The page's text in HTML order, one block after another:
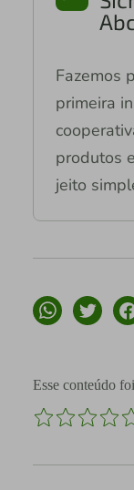
Fazemos
primeira
produtos
jeito
Esse conteúdo